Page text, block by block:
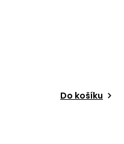
Do košíku